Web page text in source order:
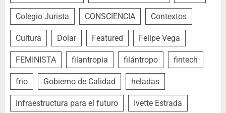
Colegio Jurista CONSCIENCIA Contextos
Cultura Dolar Featured Felipe Vega
FEMINISTA filantropia filántropo fintech
frio Gobierno de Calidad heladas
Infraestructura para el futuro Ivette Estrada